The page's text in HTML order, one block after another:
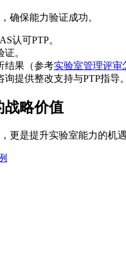
确保能力验证成功。
认可PTP。
。
结果（参考实验室管理评审
询提供整改支持与PTP指导。
战略价值
更是提升实验室能力的机